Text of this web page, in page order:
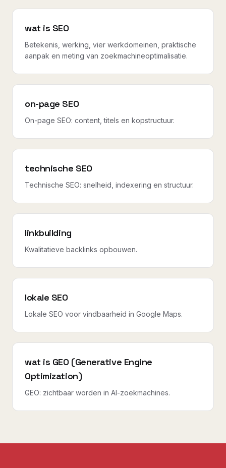
wat is SEO
Betekenis, werking, vier werkdomeinen, praktische
aanpak en meting van zoekmachineoptimalisatie.
on-page SEO
On-page SEO: content, titels en kopstructuur.
technische SEO
Technische SEO: snelheid, indexering en structuur.
linkbuilding
Kwalitatieve backlinks opbouwen.
lokale SEO
Lokale SEO voor vindbaarheid in Google Maps.
wat is GEO (Generative Engine
Optimization)
GEO: zichtbaar worden in AI-zoekmachines.